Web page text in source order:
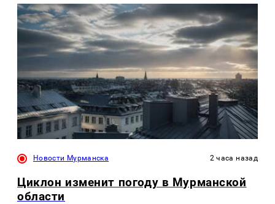
Новости Мурманска 2 часа назад
Циклон изменит погоду в Мурманской
области